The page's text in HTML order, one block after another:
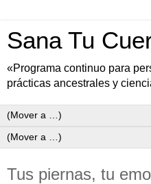
Sana Tu
«Programa continuo para
prácticas ancestrales y
Tus piernas, tu